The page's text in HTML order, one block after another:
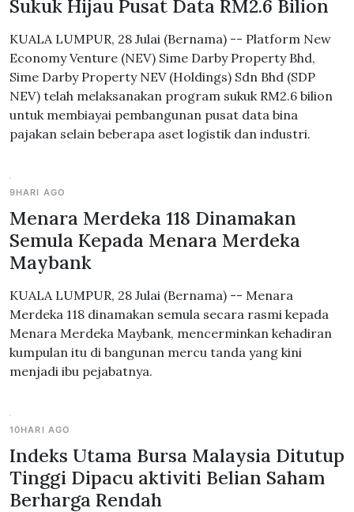
Sukuk Hijau Pusat Data RM2.6 Bilion
KUALA LUMPUR, 28 Julai (Bernama) -- Platform New
Economy Venture (NEV) Sime Darby Property Bhd,
Sime Darby Property NEV (Holdings) Sdn Bhd (SDP
NEV) telah melaksanakan program sukuk RM2.6 bilion
untuk membiayai pembangunan pusat data bina
pajakan selain beberapa aset logistik dan industri.
9HARI AGO
Menara Merdeka 118 Dinamakan
Semula Kepada Menara Merdeka
Maybank
KUALA LUMPUR, 28 Julai (Bernama) -- Menara
Merdeka 118 dinamakan semula secara rasmi kepada
Menara Merdeka Maybank, mencerminkan kehadiran
kumpulan itu di bangunan mercu tanda yang kini
menjadi ibu pejabatnya.
10HARI AGO
Indeks Utama Bursa Malaysia Ditutup
Tinggi Dipacu aktiviti Belian Saham
Berharga Rendah